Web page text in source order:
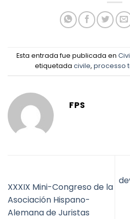
Esta entrada fue publicada en
etiquetada civile, processo
FPS
XXXIX Mini-Congreso de la
Asociación Hispano-
Alemana de Juristas